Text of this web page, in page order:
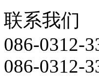
联系我们
086-0312-
086-0312-